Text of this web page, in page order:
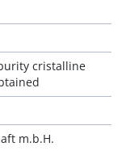
cristalline
m.b.H.